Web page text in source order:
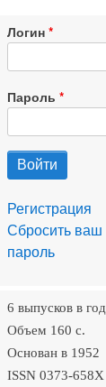
Логин
Пароль
Регистрация
Сбросить ваш
пароль
6 выпусков в год
Объем 160 c.
Основан в 1952
ISSN 0373-658X